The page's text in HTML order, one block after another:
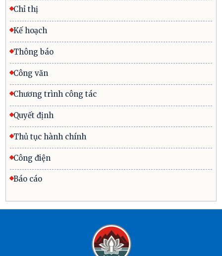
Chỉ thị
Kế hoạch
Thông báo
Công văn
Chương trình công tác
Quyết định
Thủ tục hành chính
Công điện
Báo cáo